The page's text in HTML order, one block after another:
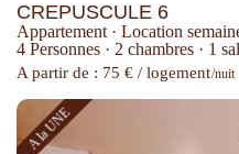
CREPUSCULE 6
Appartement · Location
4 Personnes · 2 chambres · 1
A partir de : 75 € / logement/nuit
A la UNE